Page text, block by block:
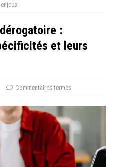
:
et leurs
Commentaires fermés